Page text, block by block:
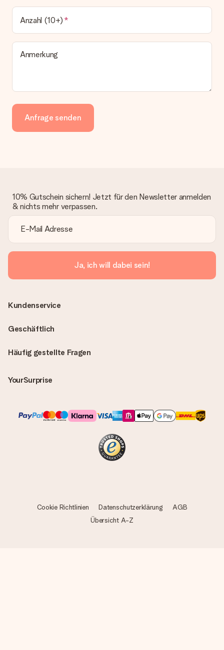
Anzahl (10+)
Anmerkung
Anfrage senden
10% Gutschein sichern! Jetzt für den Newsletter anmelden
& nichts mehr verpassen.
Ja, ich will dabei sein!
Häufig gestellte Fragen
YourSurprise
Kundenservice
Geschäftlich
Cookie Richtlinien Datenschutzerklärung
AGB
Übersicht A-Z